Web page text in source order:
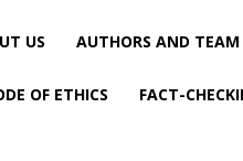
US AUTHORS AND TEAM
OF ETHICS FACT-